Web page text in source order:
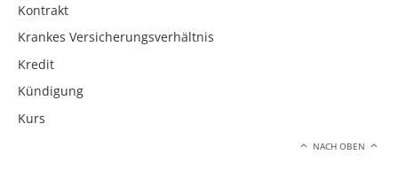
Kontrakt
Krankes Versicherungsverhältnis
Kredit
Kündigung
Kurs
NACH OBEN